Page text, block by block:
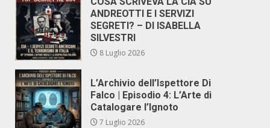
ANDREOTTI E I SERVIZI
SEGRETI? – DI ISABELLA
SILVESTRI
8 Luglio 2026
L’Archivio dell’Ispettore Di
Falco | Episodio 4: L’Arte di
Catalogare l’Ignoto
7 Luglio 2026